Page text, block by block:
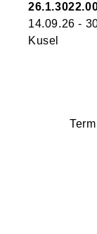
14.09.26 -
Kusel